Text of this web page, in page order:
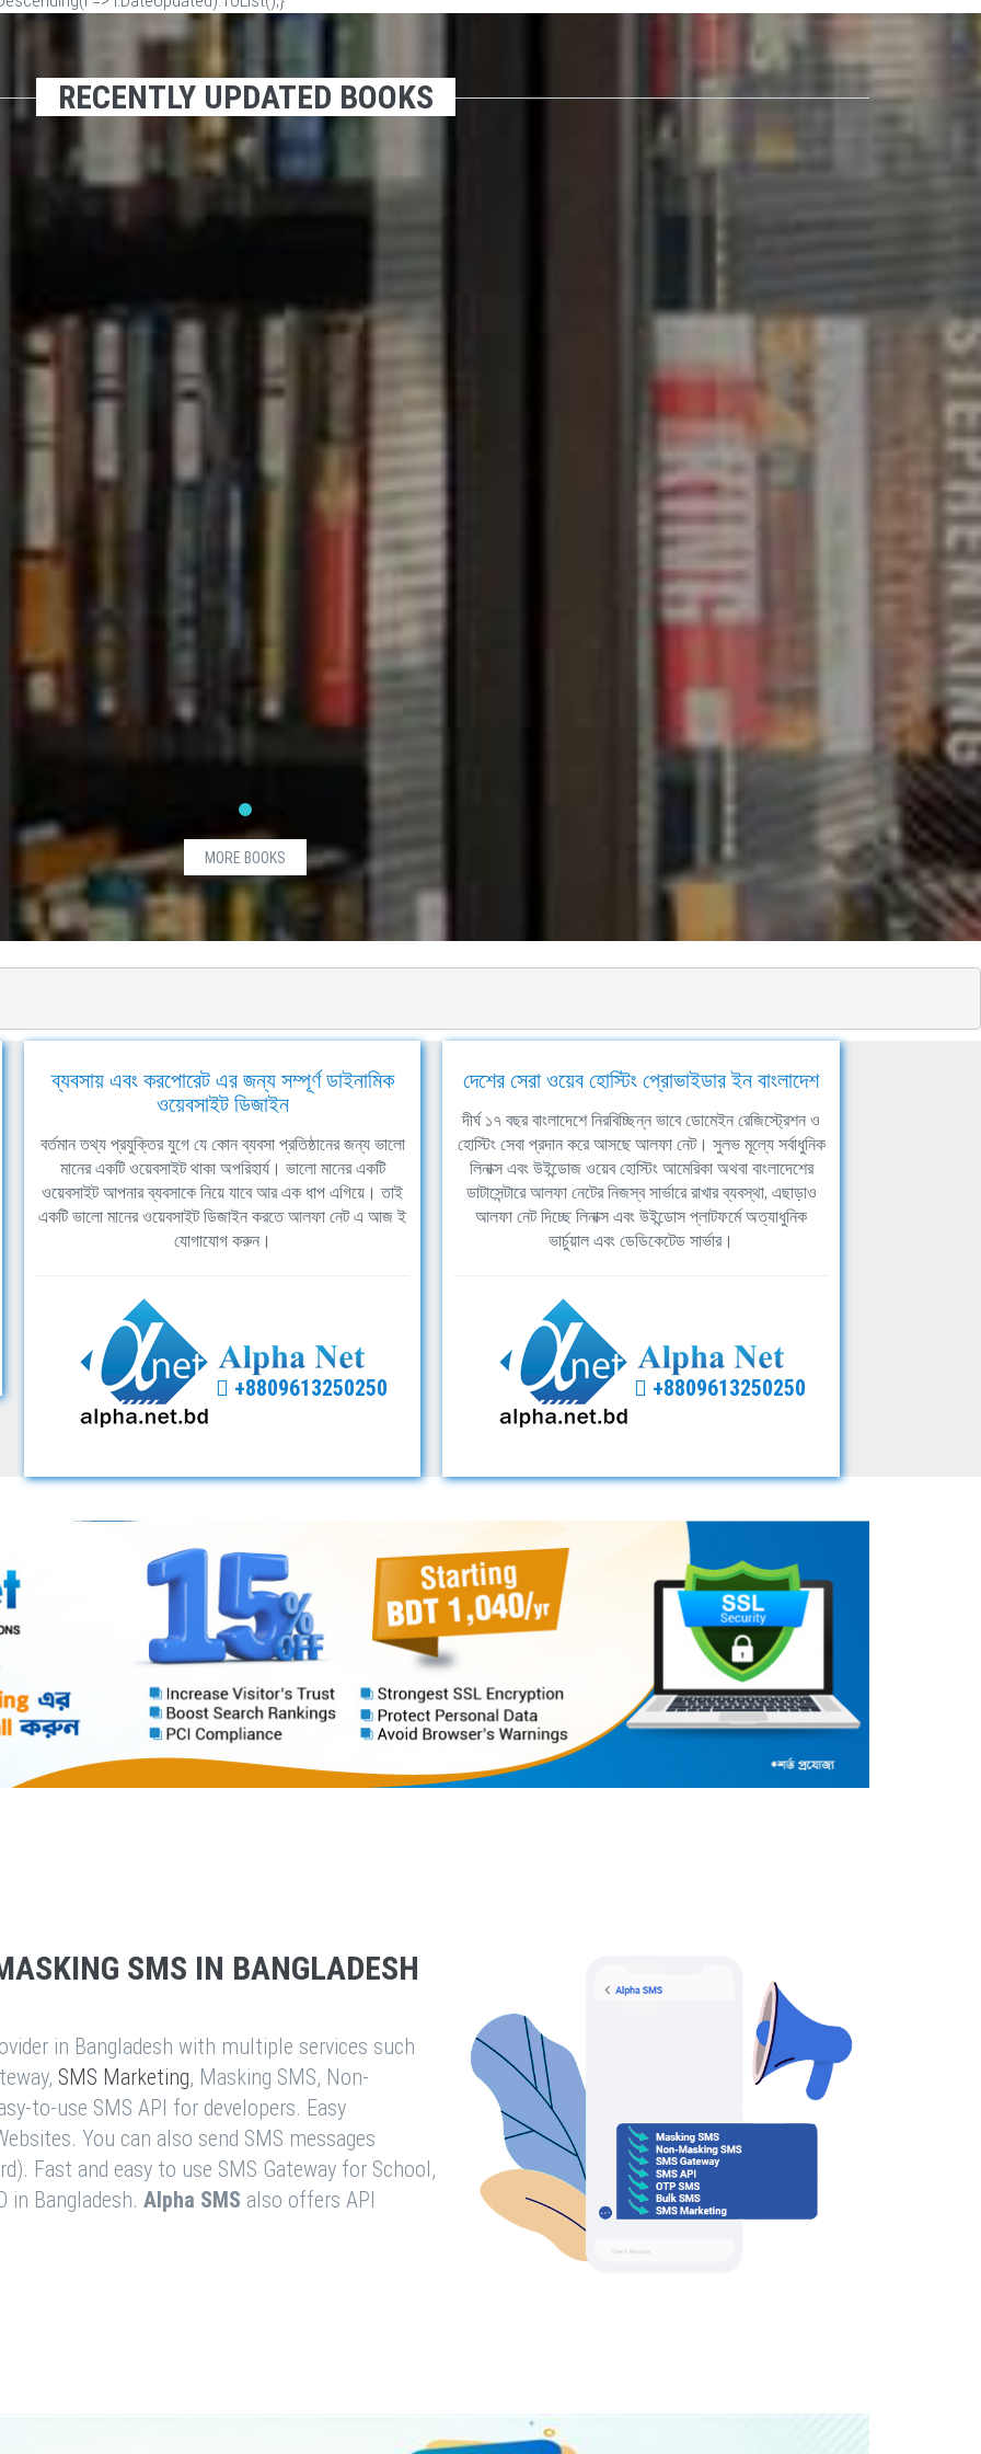
RECENTLY UPDATED BOOKS
MORE BOOKS
ব্যবসায় এবং করপোরেট এর জন্য সম্পূর্ণ ডাইনামিক
ওয়েবসাইট ডিজাইন
বর্তমান তথ্য প্রযুক্তির যুগে যে কোন ব্যবসা প্রতিষ্ঠানের জন্য ভালো
মানের একটি ওয়েবসাইট থাকা অপরিহার্য। ভালো মানের একটি
ওয়েবসাইট আপনার ব্যবসাকে নিয়ে যাবে আর এক ধাপ এগিয়ে। তাই
একটি ভালো মানের ওয়েবসাইট ডিজাইন করতে আলফা নেট এ আজ ই
যোগাযোগ করুন।
+8809613250250
দেশের সেরা ওয়েব হোস্টিং প্রোভাইডার ইন বাংলাদেশ
দীর্ঘ ১৭ বছর বাংলাদেশে নিরবিচ্ছিন্ন ভাবে ডোমেইন রেজিস্ট্রেশন ও
হোস্টিং সেবা প্রদান করে আসছে আলফা নেট। সুলভ মূল্যে সর্বাধুনিক
লিনাক্স এবং উইন্ডোজ ওয়েব হোস্টিং আমেরিকা অথবা বাংলাদেশের
ডাটাসেন্টারে আলফা নেটের নিজস্ব সার্ভারে রাখার ব্যবস্থা, এছাড়াও
আলফা নেট দিচ্ছে লিনাক্স এবং উইন্ডোস প্লাটফর্মে অত্যাধুনিক
ভার্চুয়াল এবং ডেডিকেটেড সার্ভার।
+8809613250250
SMS IN BANGLADESH
in Bangladesh with multiple services such
SMS Marketing, Masking SMS, Non-
to-use SMS API for developers. Easy
You can also send SMS messages
Fast and easy to use SMS Gateway for School,
in Bangladesh. Alpha SMS also offers API